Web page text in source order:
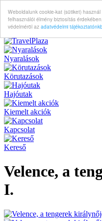
Weboldalunk cookie-kat (sütiket)
felhasználói élmény biztosítás
védelméröl az adatvédelmi
Nyaralások
Körutazások
Hajóutak
Kiemelt akciók
Kapcsolat
Kereső
Velence, a
I.